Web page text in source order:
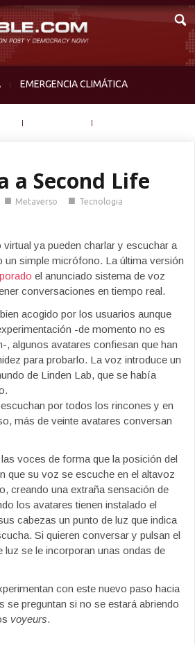
EMERGENCIA CLIMÁTICA
a Second Life
■ Metaverso ■ Tecnologia
ya pueden charlar y escuchar a
un simple micrófono. La última versión
el anunciado sistema de voz
conversaciones en tiempo real.
acogido por los usuarios aunque
-de momento no es
, algunos avatares confiesan que han
para probarlo. La voz introduce un
de Linden Lab, que se había
por todos los rincones y en
más de veinte avatares conversan
voces de forma que la posición del
que su voz se escuche en el altavoz
creando una extraña sensación de
los avatares tienen instalado el
cabezas un punto de luz que indica
Si quieren conversar y pulsan el
luz se le incorporan unas ondas de
con este nuevo paso hacia
se preguntan si no se estará abriendo
voyeurs.